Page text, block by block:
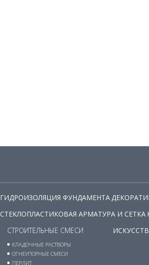
ГИДРОИЗОЛЯЦИЯ ФУНДАМЕНТА
СТЕКЛОПЛАСТИКОВАЯ АРМАТУРА И СЕТКА
СТРОИТЕЛЬНЫЕ СМЕСИ
КЛАДОЧНЫЕ РАСТВОРЫ
ОГНЕУПОРНЫЕ СМЕСИ
ПЕРЛИТ